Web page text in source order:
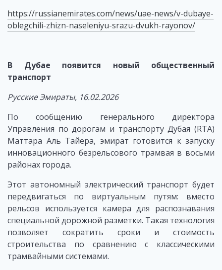
https://russianemirates.com/news/uae-news/v-dubaye-
oblegchili-zhizn-naseleniyu-srazu-dvukh-rayonov/
В Дубае появится новый общественный
транспорт
Русские Эмираты, 16.02.2026
По сообщению генерального директора
Управления по дорогам и транспорту Дубая (RTA)
Маттара Аль Тайера, эмират готовится к запуску
инновационного безрельсового трамвая в восьми
районах города.
Этот автономный электрический транспорт будет
передвигаться по виртуальным путям: вместо
рельсов используется камера для распознавания
специальной дорожной разметки. Такая технология
позволяет сократить сроки и стоимость
строительства по сравнению с классическими
трамвайными системами.